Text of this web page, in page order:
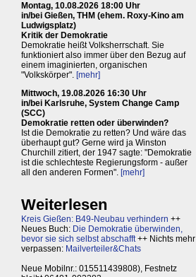
Montag, 10.08.2026 18:00 Uhr
in/bei Gießen, THM (ehem. Roxy-Kino am
Ludwigsplatz)
Kritik der Demokratie
Demokratie heißt Volksherrschaft. Sie
funktioniert also immer über den Bezug auf
einem imaginierten, organischen
"Volkskörper". [mehr]
Mittwoch, 19.08.2026 16:30 Uhr
in/bei Karlsruhe, System Change Camp
(SCC)
Demokratie retten oder überwinden?
Ist die Demokratie zu retten? Und wäre das
überhaupt gut? Gerne wird ja Winston
Churchill zitiert, der 1947 sagte: "Demokratie
ist die schlechteste Regierungsform - außer
all den anderen Formen". [mehr]
Weiterlesen
Kreis Gießen: B49-Neubau verhindern ++
Neues Buch: Die Demokratie überwinden,
bevor sie sich selbst abschafft++ Nichts mehr
verpassen: Mailverteiler&Chats
Neue Mobilnr.: 015511439808), Festnetz